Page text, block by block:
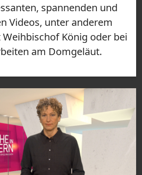
spannenden und
Videos, unter anderem
König oder bei
am Domgeläut.